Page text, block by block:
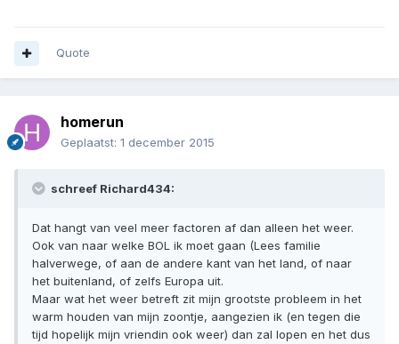
Quote
homerun
Geplaatst: 1 december 2015
schreef Richard434:
Dat hangt van veel meer factoren af dan alleen het weer.
Ook van naar welke BOL ik moet gaan (Lees familie
halverwege, of aan de andere kant van het land, of naar
het buitenland, of zelfs Europa uit.
Maar wat het weer betreft zit mijn grootste probleem in het
warm houden van mijn zoontje, aangezien ik (en tegen die
tijd hopelijk mijn vriendin ook weer) dan zal lopen en het dus